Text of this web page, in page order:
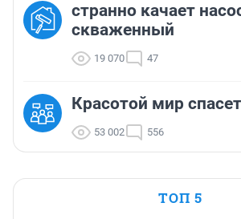
странно качает
скваженный
19 070 47
Красотой мир
53 002 556
ТОП 5